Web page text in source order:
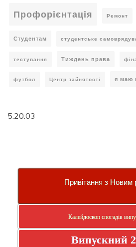
Профорієнтація Ремонт
Студентам студентське
тестування Тиждень права
футбол Центр зайнятості я маю
5:20:04
Привітання з Новим
Калейдоскоп спогадів
Випускний